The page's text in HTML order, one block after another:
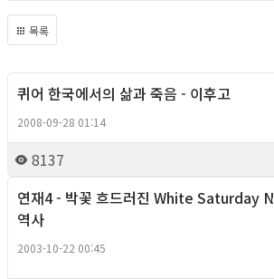
목록
퀴어 한국에서의 삶과 죽음 - 이후고
2008-09-28 01:14
8137
연재4 - 박꽃 흐드러진 White Saturday
역사
2003-10-22 00:45